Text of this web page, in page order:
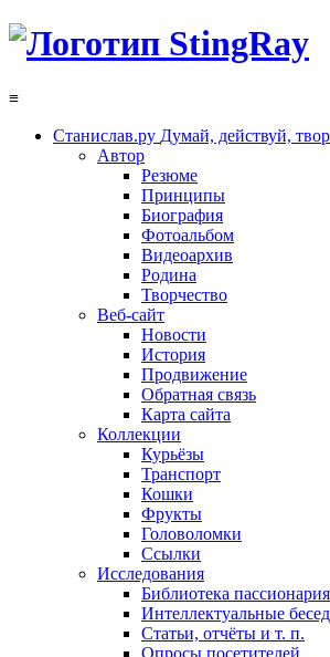
≡
Станислав.ру Думай, действуй,
Автор
Резюме
Принципы
Биография
Фотоальбом
Видеоархив
Родина
Творчество
Веб-сайт
Новости
История
Продвижение
Обратная связь
Карта сайта
Коллекции
Курьёзы
Транспорт
Кошки
Фрукты
Головоломки
Ссылки
Исследования
Библиотека пассионария
Интеллектуальные
Статьи, отчёты и т. п.
Опросы посетителей